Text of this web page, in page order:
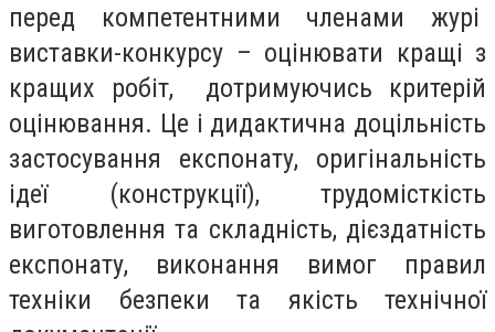
перед компетентними членами журі
виставки-конкурсу – оцінювати кращі з
кращих робіт, дотримуючись критерій
оцінювання. Це і дидактична доцільність
застосування експонату, оригінальність
ідеї (конструкції), трудомісткість
виготовлення та складність, дієздатність
експонату, виконання вимог правил
техніки безпеки та якість технічної